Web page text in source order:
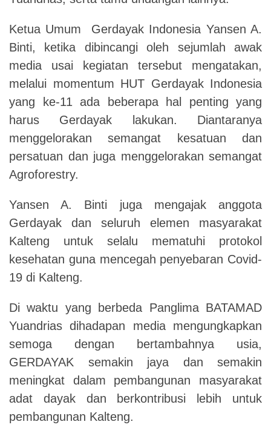
Ketua Umum Gerdayak Indonesia Yansen A.
Binti, ketika dibincangi oleh sejumlah awak
media usai kegiatan tersebut mengatakan,
melalui momentum HUT Gerdayak Indonesia
yang ke-11 ada beberapa hal penting yang
harus Gerdayak lakukan. Diantaranya
menggelorakan semangat kesatuan dan
persatuan dan juga menggelorakan semangat
Agroforestry.
Yansen A. Binti juga mengajak anggota
Gerdayak dan seluruh elemen masyarakat
Kalteng untuk selalu mematuhi protokol
kesehatan guna mencegah penyebaran Covid-
19 di Kalteng.
Di waktu yang berbeda Panglima BATAMAD
Yuandrias dihadapan media mengungkapkan
semoga dengan bertambahnya usia,
GERDAYAK semakin jaya dan semakin
meningkat dalam pembangunan masyarakat
adat dayak dan berkontribusi lebih untuk
pembangunan Kalteng.